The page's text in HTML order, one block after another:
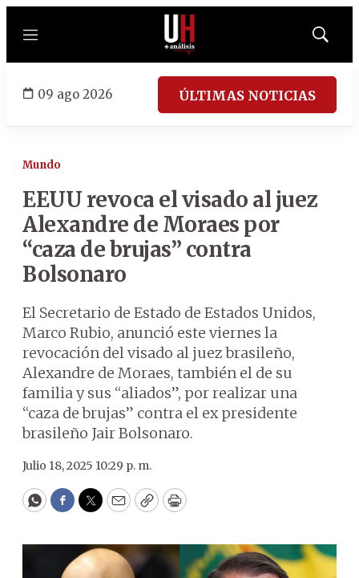
Menú
Mostrar
09 ago 2026 ÚLTIMAS NOTICIAS
Mundo
EEUU revoca el visado al juez
Alexandre de Moraes por
“caza de brujas” contra
Bolsonaro
El Secretario de Estado de Estados Unidos,
Marco Rubio, anunció este viernes la
revocación del visado al juez brasileño,
Alexandre de Moraes, también el de su
familia y sus “aliados”, por realizar una
“caza de brujas” contra el ex presidente
brasileño Jair Bolsonaro.
Julio 18, 2025 10:29 p. m.
WhatsApp
Facebook
Twitter
EmailCopyPrint